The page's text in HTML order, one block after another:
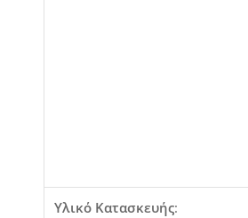
Υλικό Κατασκευής: